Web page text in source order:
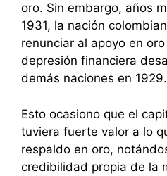
oro. Sin embargo, años
1931, la nación
renunciar al apoyo en
depresión financiera
demás naciones en 1929.
Esto ocasiono que el
tuviera fuerte valor a lo
respaldo en oro,
credibilidad propia de la